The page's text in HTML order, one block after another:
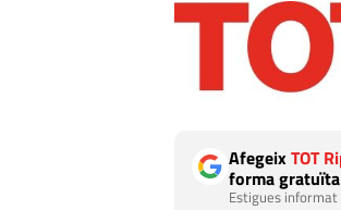
AfegeixTOT
forma gratuïta
Estigues